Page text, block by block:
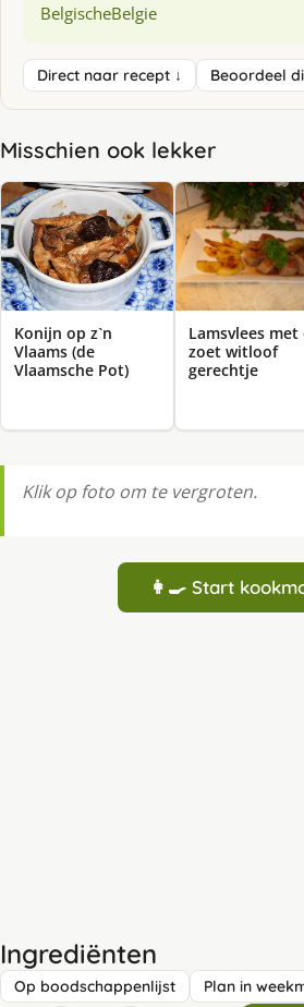
BelgischeBelgie
Direct naar recept ↓ Beoordeel
Misschien ook lekker
Konijn op z`n
Vlaams (de
Vlaamsche Pot)
Lamsvlees met
zoet witloof
gerechtje
Klik op foto om te vergroten.
👩‍🍳 Start
Ingrediënten
Op boodschappenlijst Plan in